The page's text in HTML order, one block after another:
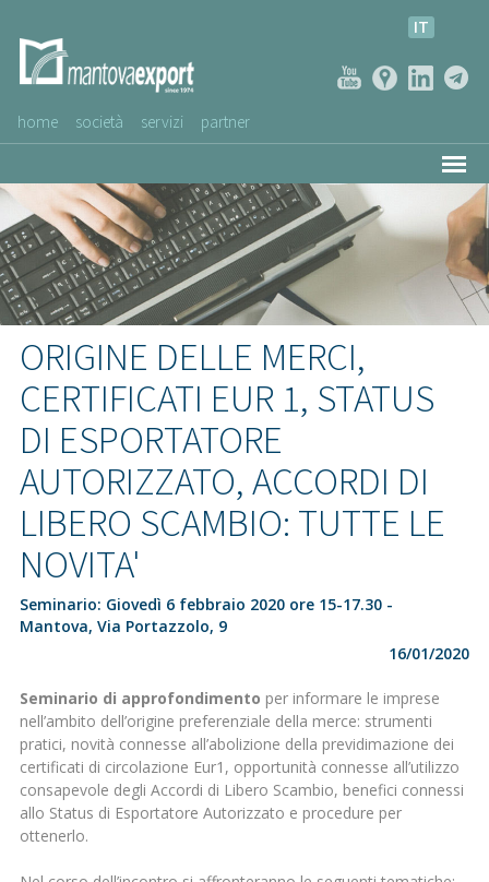
IT
home società servizi partner
AZIENDE CLIENTI
NEWS
VIDEO
SERVIZIO CLIENTI
ORIGINE DELLE MERCI,
CERTIFICATI EUR 1, STATUS
DI ESPORTATORE
AUTORIZZATO, ACCORDI DI
LIBERO SCAMBIO: TUTTE LE
NOVITA'
Seminario: Giovedì 6 febbraio 2020 ore 15-17.30 -
Mantova, Via Portazzolo, 9
16/01/2020
Seminario di approfondimento per informare le imprese
nell’ambito dell’origine preferenziale della merce: strumenti
pratici, novità connesse all’abolizione della previdimazione dei
certificati di circolazione Eur1, opportunità connesse all’utilizzo
consapevole degli Accordi di Libero Scambio, benefici connessi
allo Status di Esportatore Autorizzato e procedure per
ottenerlo.